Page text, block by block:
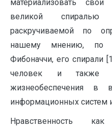
материализовать
великой спиралью
раскручиваемой по
нашему мнению, по
Фибоначчи, его спирали
человек и также
жизнеобеспечения в
информационных систем
Нравственность